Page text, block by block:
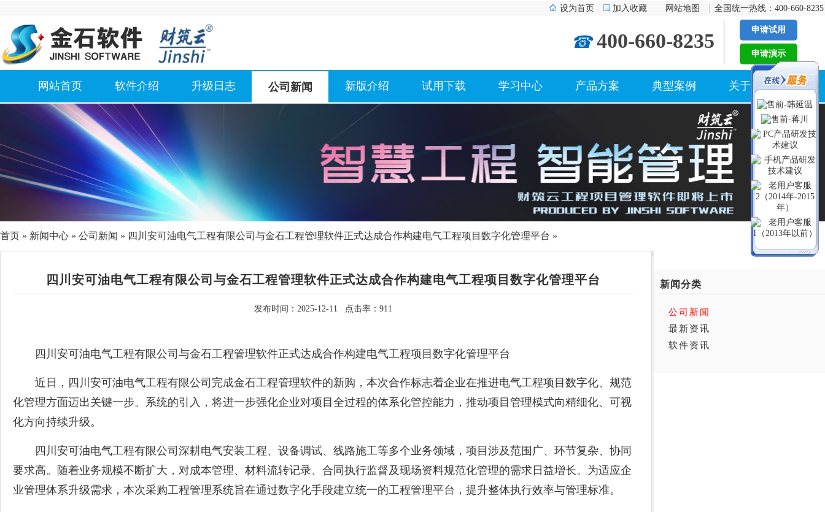
设为首页 加入收藏 网站地图 全国统一热线：400-660-8235
☎ 400-660-8235 申请试用
申请演示
网站首页 软件介绍 升级日志 公司新闻 新版介绍 试用下载 学习中心 产品方案 典型案例 关于我们
首页 » 新闻中心 » 公司新闻 » 四川安可油电气工程有限公司与金石工程管理软件正式达成合作构建电气工程项目数字化管理平台 »
四川安可油电气工程有限公司与金石工程管理软件正式达成合作构建电气工程项目数字化管理平台
发布时间：2025-12-11 点击率：911
四川安可油电气工程有限公司与金石工程管理软件正式达成合作构建电气工程项目数字化管理平台
近日，四川安可油电气工程有限公司完成金石工程管理软件的新购，本次合作标志着企业在推进电气工程项目数字化、规范
化管理方面迈出关键一步。系统的引入，将进一步强化企业对项目全过程的体系化管控能力，推动项目管理模式向精细化、可视
化方向持续升级。
四川安可油电气工程有限公司深耕电气安装工程、设备调试、线路施工等多个业务领域，项目涉及范围广、环节复杂、协同
要求高。随着业务规模不断扩大，对成本管理、材料流转记录、合同执行监督及现场资料规范化管理的需求日益增长。为适应企
业管理体系升级需求，本次采购工程管理系统旨在通过数字化手段建立统一的工程管理平台，提升整体执行效率与管理标准。
新闻分类
公司新闻
最新资讯
软件资讯